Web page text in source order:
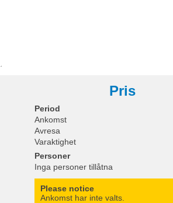
Pris
Period
Ankomst
Avresa
Varaktighet
Personer
Inga personer tillåtna
Please notice
Ankomst har inte valts.